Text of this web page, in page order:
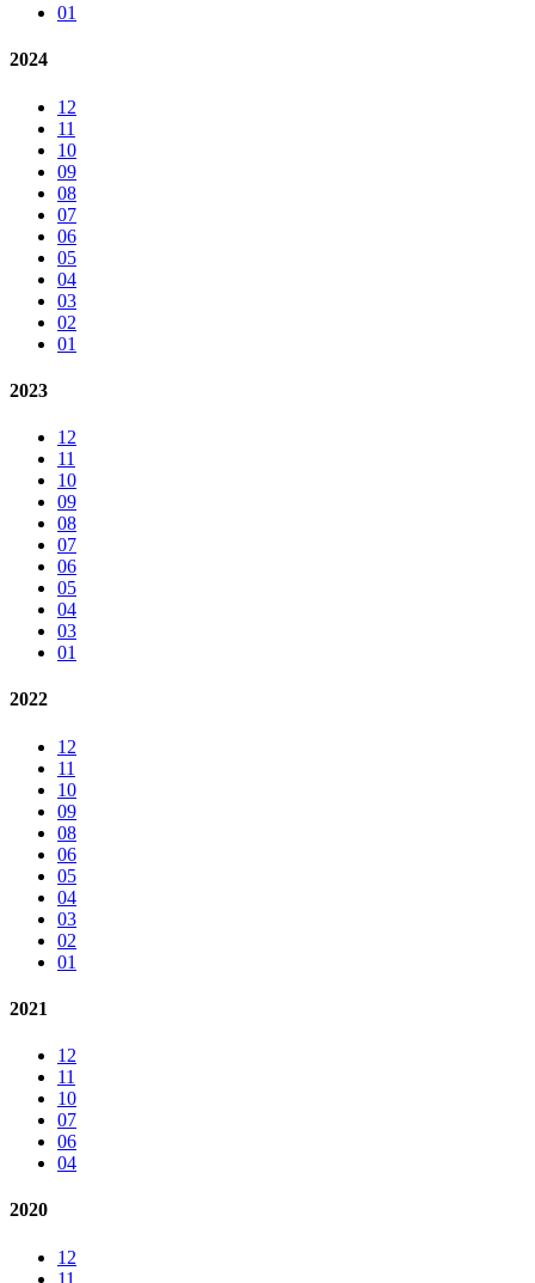
01
2024
12
11
10
09
08
07
06
05
04
03
02
01
2023
12
11
10
09
08
07
06
05
04
03
01
2022
12
11
10
09
08
06
05
04
03
02
01
2021
12
11
10
07
06
04
2020
12
11